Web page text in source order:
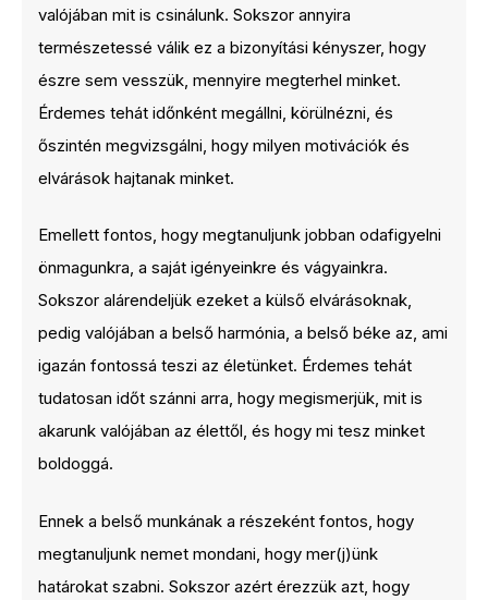
valójában mit is csinálunk. Sokszor annyira
természetessé válik ez a bizonyítási kényszer, hogy
észre sem vesszük, mennyire megterhel minket.
Érdemes tehát időnként megállni, körülnézni, és
őszintén megvizsgálni, hogy milyen motivációk és
elvárások hajtanak minket.
Emellett fontos, hogy megtanuljunk jobban odafigyelni
önmagunkra, a saját igényeinkre és vágyainkra.
Sokszor alárendeljük ezeket a külső elvárásoknak,
pedig valójában a belső harmónia, a belső béke az, ami
igazán fontossá teszi az életünket. Érdemes tehát
tudatosan időt szánni arra, hogy megismerjük, mit is
akarunk valójában az élettől, és hogy mi tesz minket
boldoggá.
Ennek a belső munkának a részeként fontos, hogy
megtanuljunk nemet mondani, hogy mer(j)ünk
határokat szabni. Sokszor azért érezzük azt, hogy